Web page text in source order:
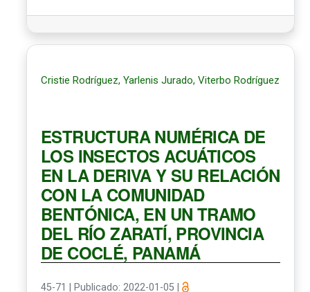
Cristie Rodríguez, Yarlenis Jurado, Viterbo Rodríguez
ESTRUCTURA NUMÉRICA DE
LOS INSECTOS ACUÁTICOS
EN LA DERIVA Y SU RELACIÓN
CON LA COMUNIDAD
BENTÓNICA, EN UN TRAMO
DEL RÍO ZARATÍ, PROVINCIA
DE COCLÉ, PANAMÁ
45-71 Publicado: 2022-01-05